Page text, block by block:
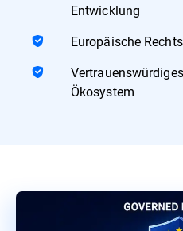
Entwicklung
Europäische
Ökosystem